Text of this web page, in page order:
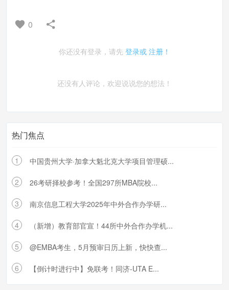
0
你还没有登录，请先 登录或 注册！
还没有人评论，欢迎说说您的想法！
热门焦点
1 中国贵州大学·加拿大魁北克大学项目管理硕...
2 26考研择校参考！全国297所MBA院校...
3 南京信息工程大学2025年中外合作办学研...
4 （新增）教育部官宣！44所中外合作办学机...
5 @EMBA考生，5月预审日历上新，快快查...
6 【倒计时进行中】免联考！同济-UTA E...